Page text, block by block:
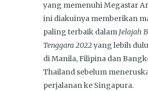
yang memenuhi Megastar
ini diakuinya memberikan
paling terbaik dalam Jelajah
Tenggara 2022yang lebih
di Manila, Filipina dan
Thailand sebelum
perjalanan ke Singapura.